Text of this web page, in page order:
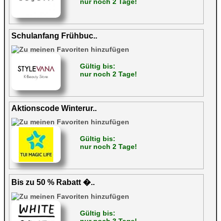
Schulanfang Frühbuc..
Gültig bis:
nur noch 2 Tage!
Aktionscode Winterur..
Gültig bis:
nur noch 2 Tage!
Bis zu 50 % Rabatt �..
Gültig bis: